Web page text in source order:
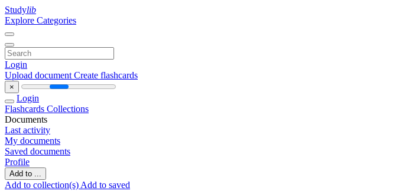
Studylib
Explore Categories
Login
Upload document Create flashcards
×
Login
Flashcards Collections
Documents
Last activity
My documents
Saved documents
Profile
Add to ...
Add to collection(s) Add to saved